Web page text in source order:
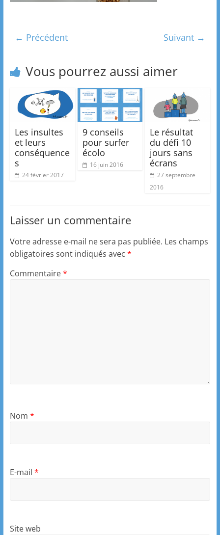
← Précédent Suivant →
Vous pourrez aussi aimer
Les insultes
et leurs
conséquence
s
24 février 2017
9 conseils
pour surfer
écolo
16 juin 2016
Le résultat
du défi 10
jours sans
écrans
27 septembre
2016
Laisser un commentaire
Votre adresse e-mail ne sera pas publiée. Les champs
obligatoires sont indiqués avec *
Commentaire*
Nom *
E-mail *
Site web